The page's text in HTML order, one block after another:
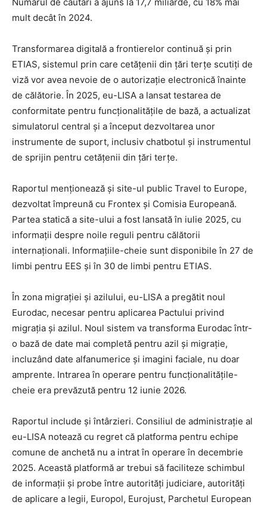
mult decât în 2024.
Transformarea digitală a frontierelor continuă și prin
ETIAS, sistemul prin care cetățenii din țări terțe scutiți de
viză vor avea nevoie de o autorizație electronică înainte
de călătorie. În 2025, eu-LISA a lansat testarea de
conformitate pentru funcționalitățile de bază, a actualizat
simulatorul central și a început dezvoltarea unor
instrumente de suport, inclusiv chatbotul și instrumentul
de sprijin pentru cetățenii din țări terțe.
Raportul menționează și site-ul public Travel to Europe,
dezvoltat împreună cu Frontex și Comisia Europeană.
Partea statică a site-ului a fost lansată în iulie 2025, cu
informații despre noile reguli pentru călătorii
internaționali. Informațiile-cheie sunt disponibile în 27 de
limbi pentru EES și în 30 de limbi pentru ETIAS.
În zona migrației și azilului, eu-LISA a pregătit noul
Eurodac, necesar pentru aplicarea Pactului privind
migrația și azilul. Noul sistem va transforma Eurodac într-
o bază de date mai completă pentru azil și migrație,
incluzând date alfanumerice și imagini faciale, nu doar
amprente. Intrarea în operare pentru funcționalitățile-
cheie era prevăzută pentru 12 iunie 2026.
Raportul include și întârzieri. Consiliul de administrație al
eu-LISA notează cu regret că platforma pentru echipe
comune de anchetă nu a intrat în operare în decembrie
2025. Această platformă ar trebui să faciliteze schimbul
de informații și probe între autorități judiciare, autorități
de aplicare a legii, Europol, Eurojust, Parchetul European